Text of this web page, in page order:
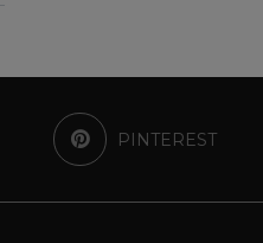
PINTEREST